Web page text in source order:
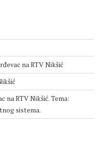
na RTV Nikšić
na RTV Nikšić. Tema:
sistema.